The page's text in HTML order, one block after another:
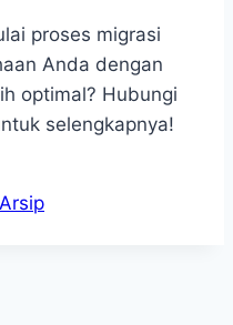
proses migrasi
Anda dengan
optimal? Hubungi
selengkapnya!